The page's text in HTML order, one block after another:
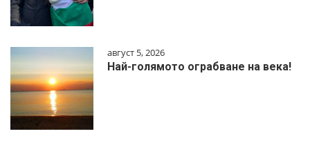
август 5, 2026
Най-голямото ограбване на века!